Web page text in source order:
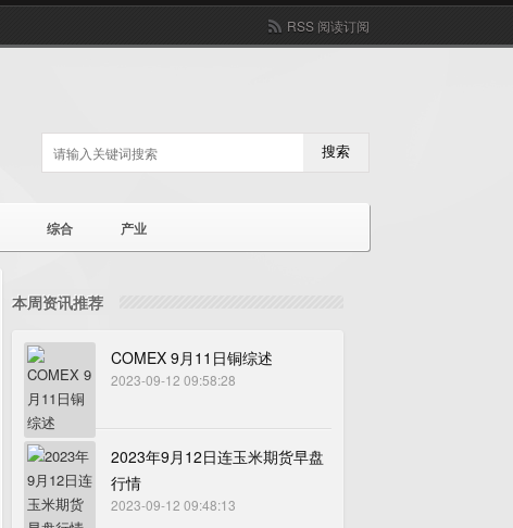
RSS 阅读订阅
搜索
综合 产业
本周资讯推荐
COMEX 9月11日铜综述
2023-09-12 09:58:28
2023年9月12日连玉米期货早盘
行情
2023-09-12 09:48:13